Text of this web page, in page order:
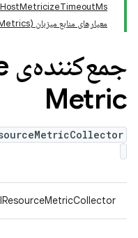
معیارهای منابع میزبان (getHostResourceMetrics)
جمع‌کننده‌ی IResource
Metric